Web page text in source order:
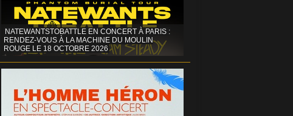
NATEWANTSTOBATTLE EN CONCERT À PARIS :
RENDEZ-VOUS À LA MACHINE DU MOULIN
ROUGE LE 18 OCTOBRE 2026